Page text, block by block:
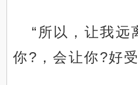
“所以，让我远
你?，会让你?好